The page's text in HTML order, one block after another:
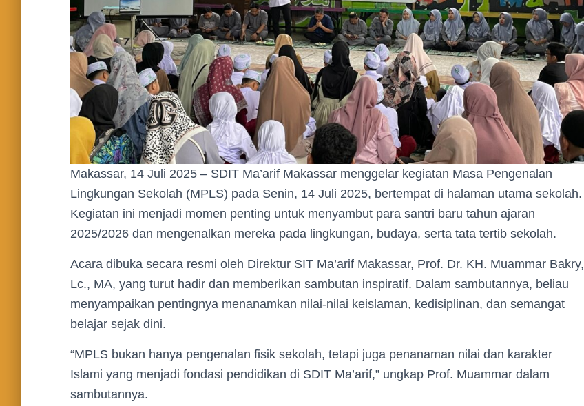
Makassar, 14 Juli 2025 – SDIT Ma’arif Makassar menggelar kegiatan Masa Pengenalan
Lingkungan Sekolah (MPLS) pada Senin, 14 Juli 2025, bertempat di halaman utama sekolah.
Kegiatan ini menjadi momen penting untuk menyambut para santri baru tahun ajaran
2025/2026 dan mengenalkan mereka pada lingkungan, budaya, serta tata tertib sekolah.
Acara dibuka secara resmi oleh Direktur SIT Ma’arif Makassar, Prof. Dr. KH. Muammar Bakry,
Lc., MA, yang turut hadir dan memberikan sambutan inspiratif. Dalam sambutannya, beliau
menyampaikan pentingnya menanamkan nilai-nilai keislaman, kedisiplinan, dan semangat
belajar sejak dini.
“MPLS bukan hanya pengenalan fisik sekolah, tetapi juga penanaman nilai dan karakter
Islami yang menjadi fondasi pendidikan di SDIT Ma’arif,” ungkap Prof. Muammar dalam
sambutannya.